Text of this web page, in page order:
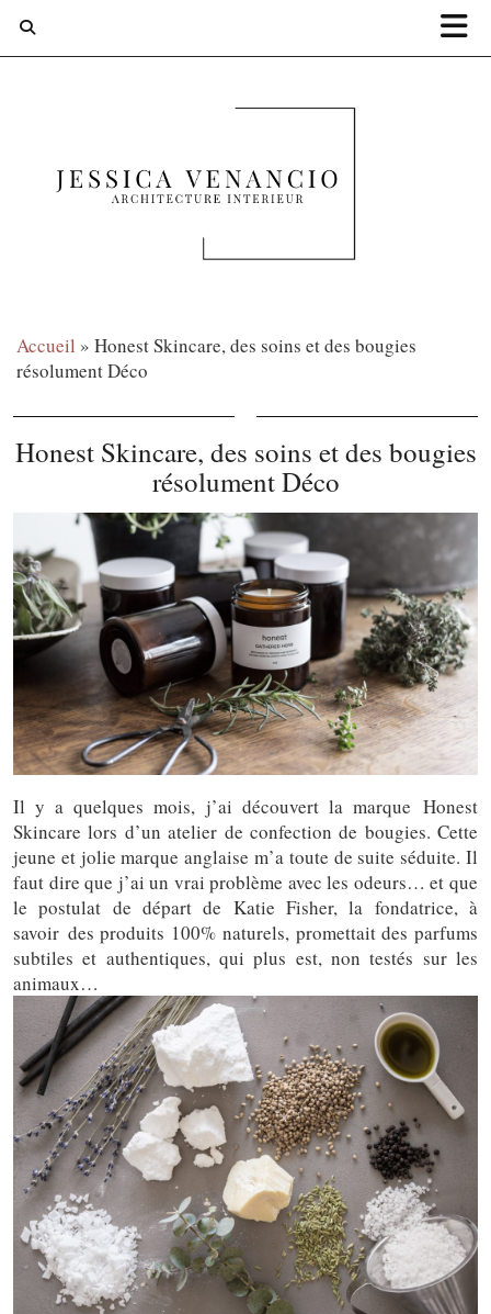
Accueil » Honest Skincare, des soins et des bougies
résolument Déco
Honest Skincare, des soins et des bougies
résolument Déco
Il y a quelques mois, j’ai découvert la marque Honest
Skincare lors d’un atelier de confection de bougies. Cette
jeune et jolie marque anglaise m’a toute de suite séduite. Il
faut dire que j’ai un vrai problème avec les odeurs… et que
le postulat de départ de Katie Fisher, la fondatrice, à
savoir des produits 100% naturels, promettait des parfums
subtiles et authentiques, qui plus est, non testés sur les
animaux…